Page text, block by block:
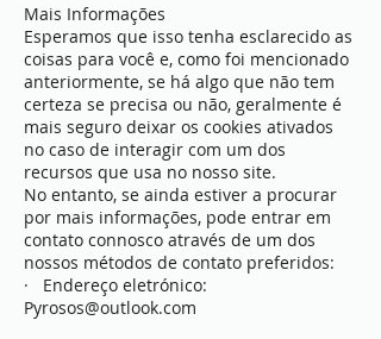
Mais Informações
Esperamos que isso tenha esclarecido as
coisas para você e, como foi mencionado
anteriormente, se há algo que não tem
certeza se precisa ou não, geralmente é
mais seguro deixar os cookies ativados
no caso de interagir com um dos
recursos que usa no nosso site.
No entanto, se ainda estiver a procurar
por mais informações, pode entrar em
contato connosco através de um dos
nossos métodos de contato preferidos:
· Endereço eletrónico:
Pyrosos@outlook.com